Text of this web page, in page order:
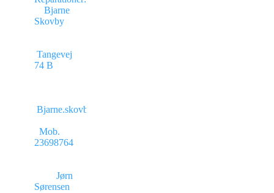
Bjarne
Skovby
Tangevej
74 B
Bjarne.skovby@mail.dk
Mob.
23698764
Jørn
Sørensen